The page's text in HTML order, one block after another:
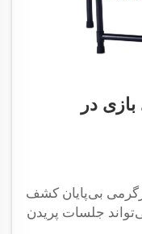
در
بی‌پایان کشف
جلسات پریدن